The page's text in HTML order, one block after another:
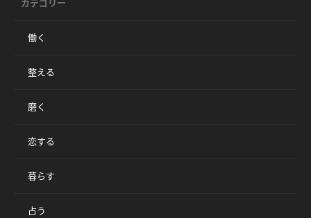
カテゴリー
働く
整える
磨く
恋する
暮らす
占う